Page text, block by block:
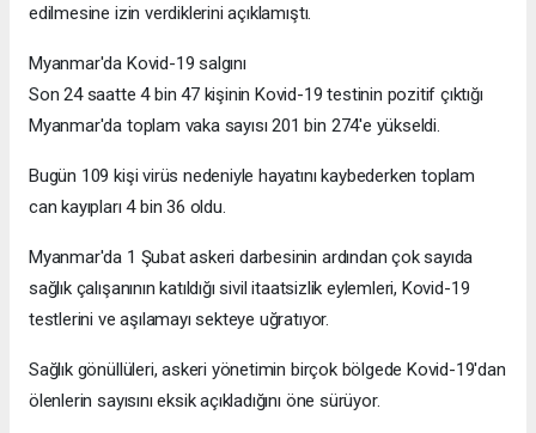
edilmesine izin verdiklerini açıklamıştı.
Myanmar'da Kovid-19 salgını
Son 24 saatte 4 bin 47 kişinin Kovid-19 testinin pozitif çıktığı
Myanmar'da toplam vaka sayısı 201 bin 274'e yükseldi.
Bugün 109 kişi virüs nedeniyle hayatını kaybederken toplam
can kayıpları 4 bin 36 oldu.
Myanmar'da 1 Şubat askeri darbesinin ardından çok sayıda
sağlık çalışanının katıldığı sivil itaatsizlik eylemleri, Kovid-19
testlerini ve aşılamayı sekteye uğratıyor.
Sağlık gönüllüleri, askeri yönetimin birçok bölgede Kovid-19'dan
ölenlerin sayısını eksik açıkladığını öne sürüyor.